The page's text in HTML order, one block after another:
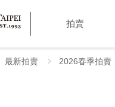
拍賣
最新拍賣 2026春季拍賣